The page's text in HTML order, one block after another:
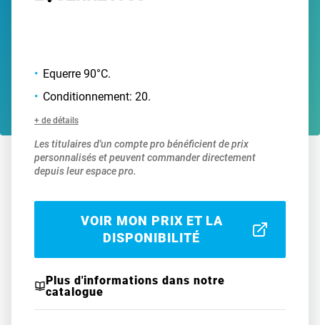
Equerre 90°C.
Conditionnement: 20.
+ de détails
Les titulaires d'un compte pro bénéficient de prix
personnalisés et peuvent commander directement
depuis leur espace pro.
VOIR MON PRIX ET LA
DISPONIBILITÉ
Plus d'informations dans notre
catalogue